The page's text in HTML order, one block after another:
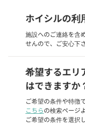
ホイシルの利
施設へのご連絡を含
せんので、ご安心下さ
希望するエリ
はできますか
ご希望の条件や特徴
こちらの検索ページ
ご希望の条件を選択